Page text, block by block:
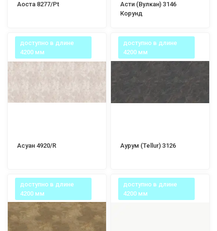
Аоста 8277/Pt
Асти (Вулкан) 3146
Корунд
доступно в длине
4200 мм
Асуан 4920/R
доступно в длине
4200 мм
Аурум (Tellur) 3126
доступно в длине
4200 мм
доступно в длине
4200 мм